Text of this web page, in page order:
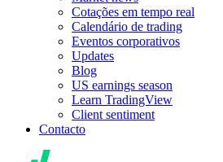
Cotações em tempo real
Calendário de trading
Eventos corporativos
Updates
Blog
US earnings season
Learn TradingView
Client sentiment
Contacto